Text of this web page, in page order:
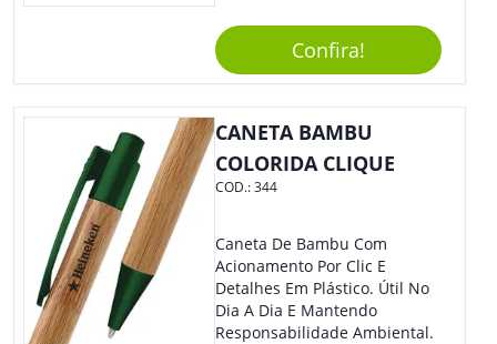
Estojo Emborrachado. Demais,
Não É?!
Confira!
CANETA BAMBU
COLORIDA CLIQUE
COD.:344
Caneta De Bambu Com
Acionamento Por Clic E
Detalhes Em Plástico. Útil No
Dia A Dia E Mantendo
Responsabilidade Ambiental.